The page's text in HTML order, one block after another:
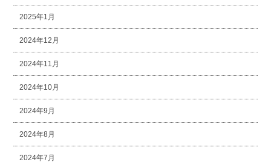
2025年1月
2024年12月
2024年11月
2024年10月
2024年9月
2024年8月
2024年7月